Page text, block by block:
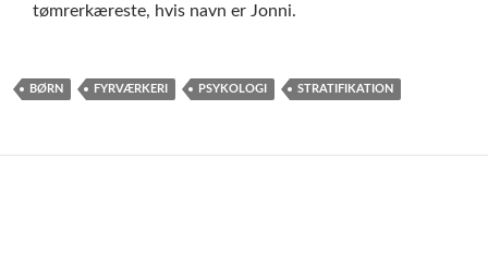
tømrerkæreste, hvis navn er Jonni.
BØRN FYRVÆRKERI PSYKOLOGI STRATIFIKATION